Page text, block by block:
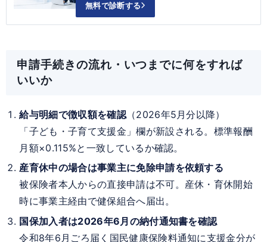
無料で診断する
申請手続きの流れ・いつまでに何をすれば
いいか
給与明細で徴収額を確認（2026年5月分以降）
「子ども・子育て支援金」欄が新設される。標準報酬
月額×0.115%と一致しているか確認。
産育休中の場合は事業主に免除申請を依頼する
被保険者本人からの直接申請は不可。産休・育休開始
時に事業主経由で健保組合へ届出。
国保加入者は2026年6月の納付通知書を確認
令和8年6月ごろ届く国民健康保険料通知に支援金分が